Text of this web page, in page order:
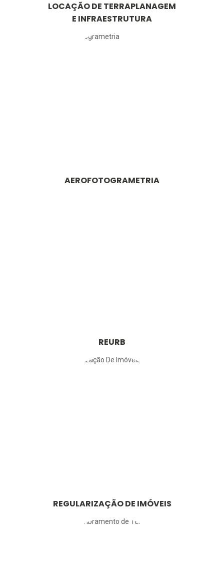
LOCAÇÃO DE TERRAPLANAGEM
E INFRAESTRUTURA
AEROFOTOGRAMETRIA
REURB
REGULARIZAÇÃO DE IMÓVEIS